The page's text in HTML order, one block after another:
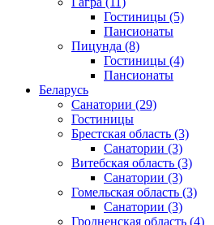
Гостиницы (5)
Пансионаты
Пицунда (8)
Гостиницы (4)
Пансионаты
Беларусь
Санатории (29)
Гостиницы
Брестская область (3)
Санатории (3)
Витебская область (3)
Санатории (3)
Гомельская область (3)
Санатории (3)
Гродненская область (4)